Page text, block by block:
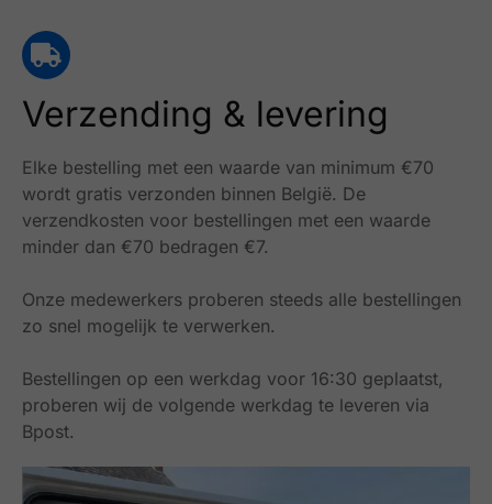
Verzending & levering
Elke bestelling met een waarde van minimum €70
wordt gratis verzonden binnen België. De
verzendkosten voor bestellingen met een waarde
minder dan €70 bedragen €7.
Onze medewerkers proberen steeds alle bestellingen
zo snel mogelijk te verwerken.
Bestellingen op een werkdag voor 16:30 geplaatst,
proberen wij de volgende werkdag te leveren via
Bpost.